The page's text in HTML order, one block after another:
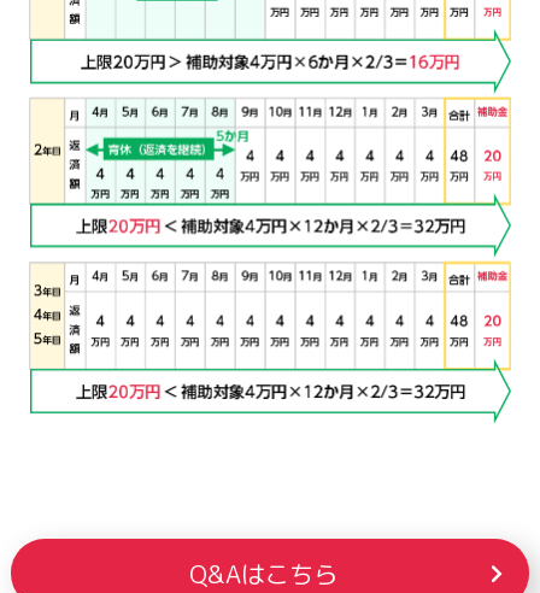
Q&Aはこちら